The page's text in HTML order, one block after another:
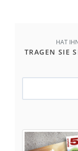
HAT
TRAGEN SIE